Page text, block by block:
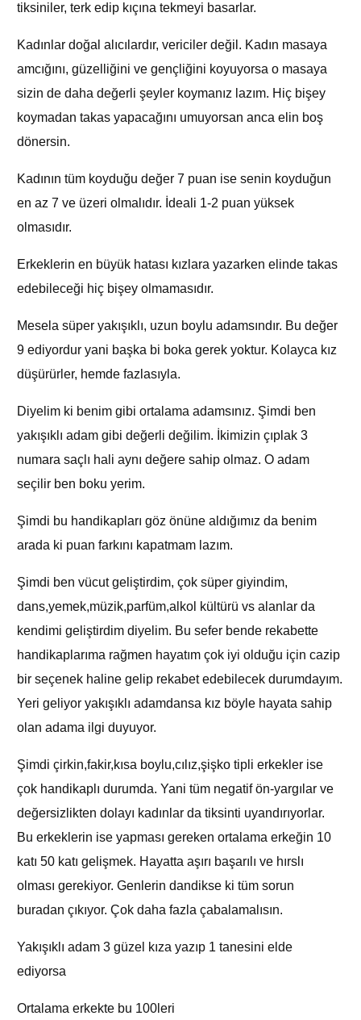
tiksiniler, terk edip kıçına tekmeyi basarlar.
Kadınlar doğal alıcılardır, vericiler değil. Kadın masaya
amcığını, güzelliğini ve gençliğini koyuyorsa o masaya
sizin de daha değerli şeyler koymanız lazım. Hiç bişey
koymadan takas yapacağını umuyorsan anca elin boş
dönersin.
Kadının tüm koyduğu değer 7 puan ise senin koyduğun
en az 7 ve üzeri olmalıdır. İdeali 1-2 puan yüksek
olmasıdır.
Erkeklerin en büyük hatası kızlara yazarken elinde takas
edebileceği hiç bişey olmamasıdır.
Mesela süper yakışıklı, uzun boylu adamsındır. Bu değer
9 ediyordur yani başka bi boka gerek yoktur. Kolayca kız
düşürürler, hemde fazlasıyla.
Diyelim ki benim gibi ortalama adamsınız. Şimdi ben
yakışıklı adam gibi değerli değilim. İkimizin çıplak 3
numara saçlı hali aynı değere sahip olmaz. O adam
seçilir ben boku yerim.
Şimdi bu handikapları göz önüne aldığımız da benim
arada ki puan farkını kapatmam lazım.
Şimdi ben vücut geliştirdim, çok süper giyindim,
dans,yemek,müzik,parfüm,alkol kültürü vs alanlar da
kendimi geliştirdim diyelim. Bu sefer bende rekabette
handikaplarıma rağmen hayatım çok iyi olduğu için cazip
bir seçenek haline gelip rekabet edebilecek durumdayım.
Yeri geliyor yakışıklı adamdansa kız böyle hayata sahip
olan adama ilgi duyuyor.
Şimdi çirkin,fakir,kısa boylu,cılız,şişko tipli erkekler ise
çok handikaplı durumda. Yani tüm negatif ön-yargılar ve
değersizlikten dolayı kadınlar da tiksinti uyandırıyorlar.
Bu erkeklerin ise yapması gereken ortalama erkeğin 10
katı 50 katı gelişmek. Hayatta aşırı başarılı ve hırslı
olması gerekiyor. Genlerin dandikse ki tüm sorun
buradan çıkıyor. Çok daha fazla çabalamalısın.
Yakışıklı adam 3 güzel kıza yazıp 1 tanesini elde
ediyorsa
Ortalama erkekte bu 100leri